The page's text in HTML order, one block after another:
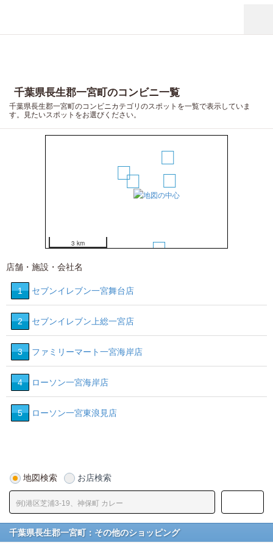
千葉県長生郡一宮町のコンビニ一覧
千葉県長生郡一宮町のコンビニカテゴリのスポットを一覧で表示していま
す。見たいスポットをお選びください。
5
3 km
店舗・施設・会社名
1 セブンイレブン一宮舞台店
2 セブンイレブン上総一宮店
3 ファミリーマート一宮海岸店
4 ローソン一宮海岸店
5 ローソン一宮東浪見店
地図検索 お店検索
千葉県長生郡一宮町：その他のショッピング